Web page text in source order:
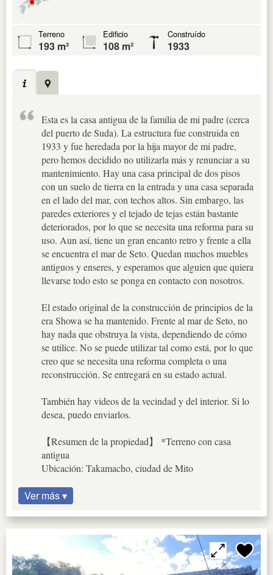
Terreno
193 m²
Edificio
108 m²
Construído
1933
Esta es la casa antigua de la familia de mi padre (cerca
del puerto de Suda). La estructura fue construida en
1933 y fue heredada por la hija mayor de mi padre,
pero hemos decidido no utilizarla más y renunciar a su
mantenimiento. Hay una casa principal de dos pisos
con un suelo de tierra en la entrada y una casa separada
en el lado del mar, con techos altos. Sin embargo, las
paredes exteriores y el tejado de tejas están bastante
deteriorados, por lo que se necesita una reforma para su
uso. Aun así, tiene un gran encanto retro y frente a ella
se encuentra el mar de Seto. Quedan muchos muebles
antiguos y enseres, y esperamos que alguien que quiera
llevarse todo esto se ponga en contacto con nosotros.
El estado original de la construcción de principios de la
era Showa se ha mantenido. Frente al mar de Seto, no
hay nada que obstruya la vista, dependiendo de cómo
se utilice. No se puede utilizar tal como está, por lo que
creo que se necesita una reforma completa o una
reconstrucción. Se entregará en su estado actual.
También hay videos de la vecindad y del interior. Si lo
desea, puedo enviarlos.
【Resumen de la propiedad】 *Terreno con casa
antigua
Ubicación: Takamacho, ciudad de Mito
Ver más ▾